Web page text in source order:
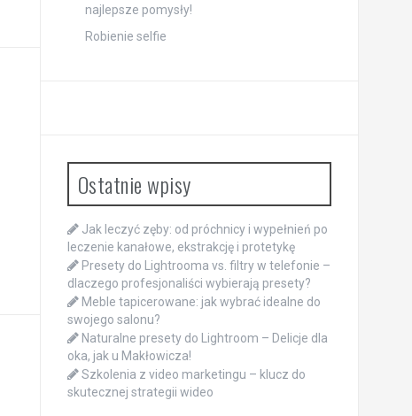
najlepsze pomysły!
Robienie selfie
Ostatnie wpisy
Jak leczyć zęby: od próchnicy i wypełnień po
leczenie kanałowe, ekstrakcję i protetykę
Presety do Lightrooma vs. filtry w telefonie –
dlaczego profesjonaliści wybierają presety?
Meble tapicerowane: jak wybrać idealne do
swojego salonu?
Naturalne presety do Lightroom – Delicje dla
oka, jak u Makłowicza!
Szkolenia z video marketingu – klucz do
skutecznej strategii wideo